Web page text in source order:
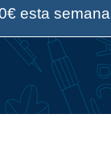
esta semana